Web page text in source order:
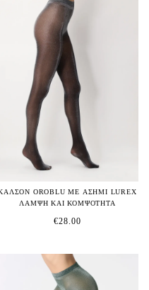
OROBLU ΜΕ ΑΣΗΜΙ LUREX
ΛΑΜΨΗ ΚΑΙ ΚΟΜΨΟΤΗΤΑ
€28.00